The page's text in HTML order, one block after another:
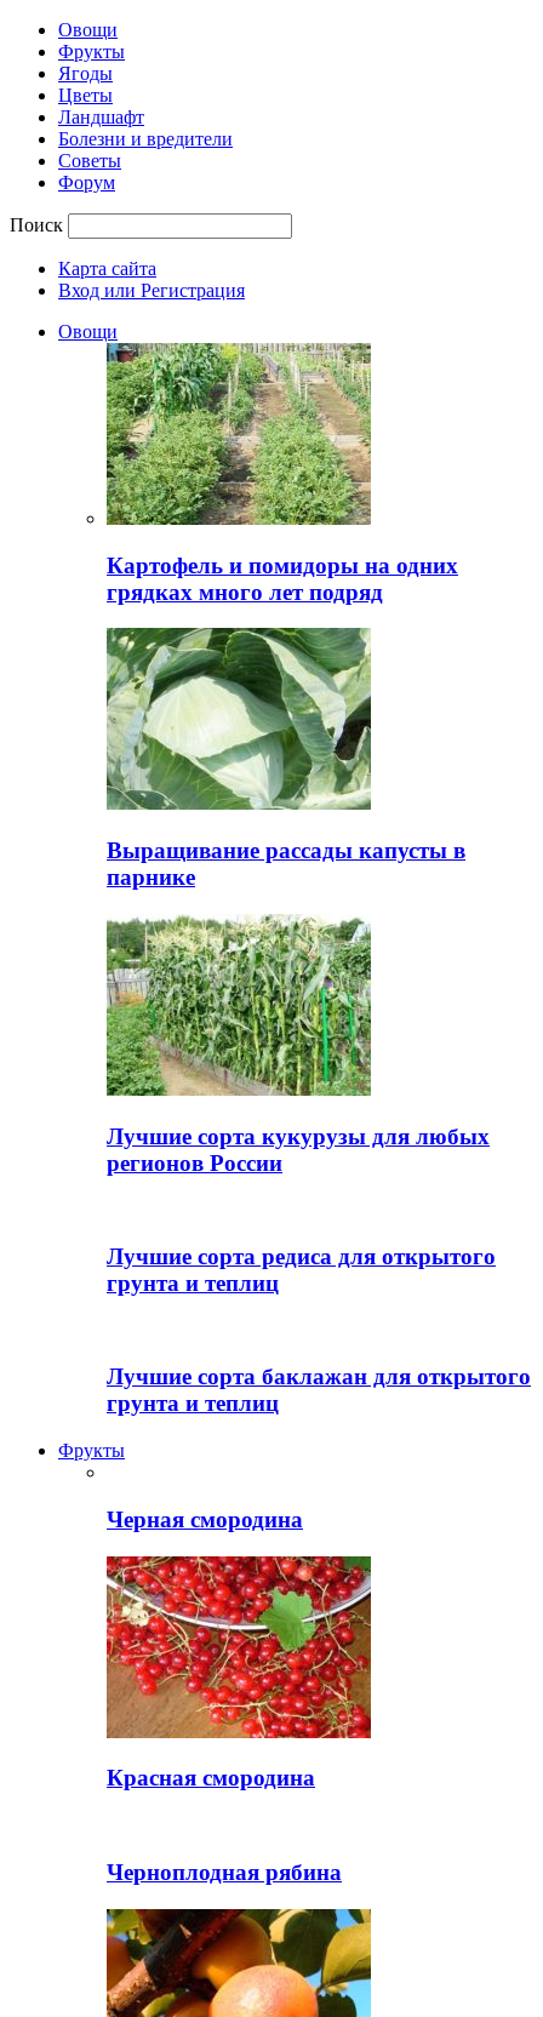
Овощи
Фрукты
Ягоды
Цветы
Ландшафт
Болезни и вредители
Советы
Форум
Поиск
Карта сайта
Вход или Регистрация
Овощи
Картофель и помидоры на одних
грядках много лет подряд
Выращивание рассады капусты в
парнике
Лучшие сорта кукурузы для любых
регионов России
Лучшие сорта редиса для открытого
грунта и теплиц
Лучшие сорта баклажан для открытого
грунта и теплиц
Фрукты
Черная смородина
Красная смородина
Черноплодная рябина